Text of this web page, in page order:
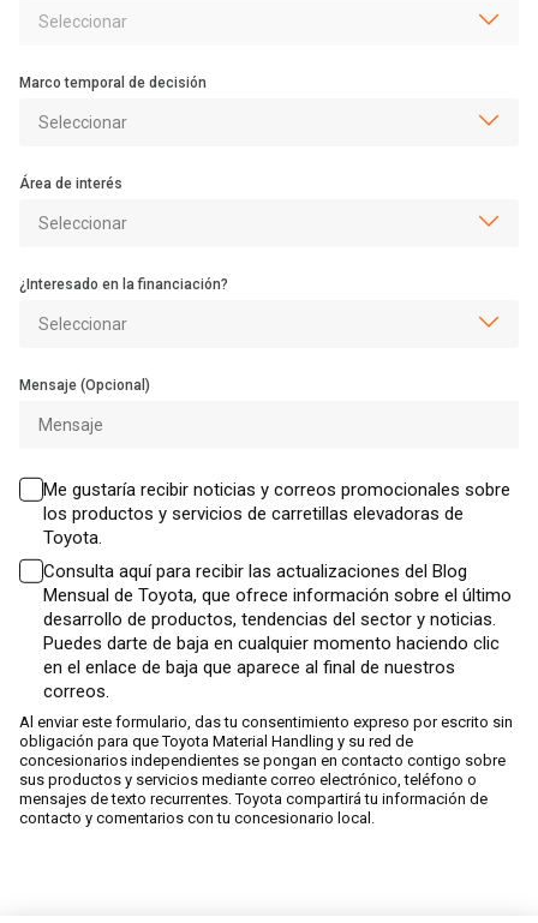
Marco temporal de decisión
Área de interés
¿Interesado en la financiación?
Mensaje (Opcional)
Me gustaría recibir noticias y correos promocionales sobre
los productos y servicios de carretillas elevadoras de
Toyota.
Consulta aquí para recibir las actualizaciones del Blog
Mensual de Toyota, que ofrece información sobre el último
desarrollo de productos, tendencias del sector y noticias.
Puedes darte de baja en cualquier momento haciendo clic
en el enlace de baja que aparece al final de nuestros
correos.
Al enviar este formulario, das tu consentimiento expreso por escrito sin
obligación para que Toyota Material Handling y su red de
concesionarios independientes se pongan en contacto contigo sobre
sus productos y servicios mediante correo electrónico, teléfono o
mensajes de texto recurrentes. Toyota compartirá tu información de
contacto y comentarios con tu concesionario local.